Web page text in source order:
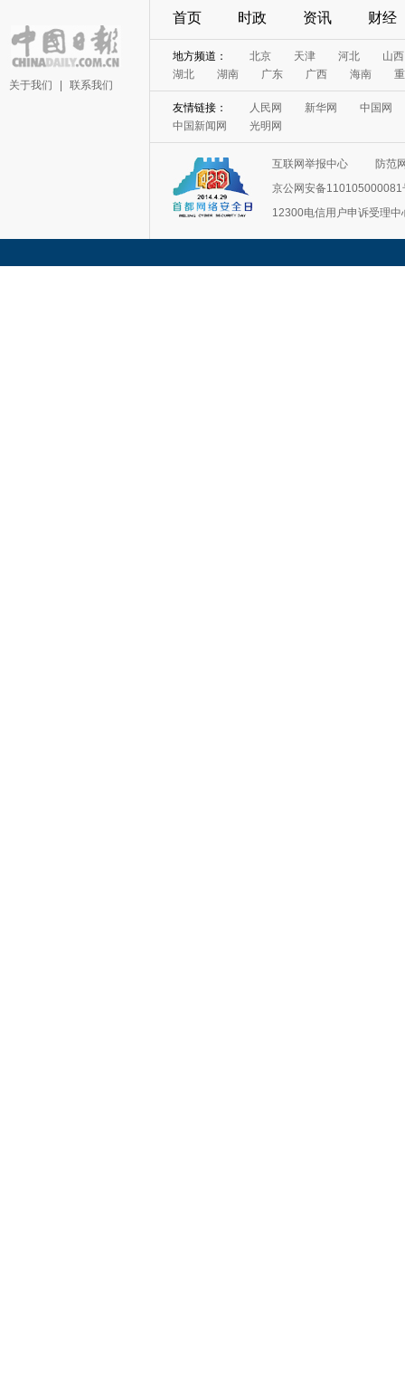
关于我们 联系我们
首页 时政 资讯 财经
地方频道： 北京 天津 河北
山西
湖北
湖南 广东 广西 海南
友情链接： 人民网 新华网
中国网
中国新闻网
光明网
互联网举报中心
防范
京公网安备110105000081
12300电信用户申诉受理中